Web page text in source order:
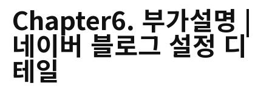
Chapter6. 부가설명 |
네이버 블로그 설정 디
테일